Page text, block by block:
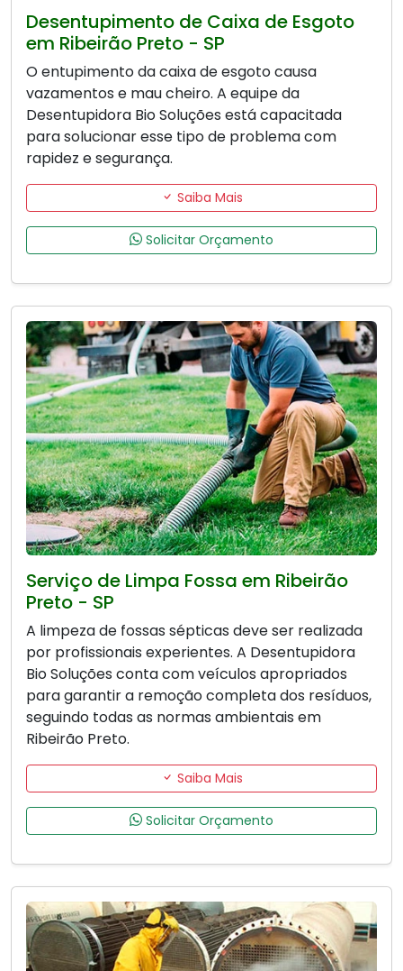
Desentupimento de Caixa de Esgoto
em Ribeirão Preto - SP
O entupimento da caixa de esgoto causa
vazamentos e mau cheiro. A equipe da
Desentupidora Bio Soluções está capacitada
para solucionar esse tipo de problema com
rapidez e segurança.
Saiba Mais
Solicitar Orçamento
Serviço de Limpa Fossa em Ribeirão
Preto - SP
A limpeza de fossas sépticas deve ser realizada
por profissionais experientes. A Desentupidora
Bio Soluções conta com veículos apropriados
para garantir a remoção completa dos resíduos,
seguindo todas as normas ambientais em
Ribeirão Preto.
Saiba Mais
Solicitar Orçamento